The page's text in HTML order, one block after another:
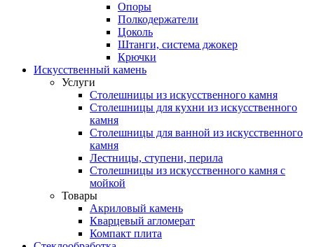
Опоры
Полкодержатели
Цоколь
Штанги, система джокер
Крючки
Искусственный камень
Услуги
Столешницы из искусственного камня
Столешницы для кухни из искусственного
камня
Столешницы для ванной из искусственного
камня
Лестницы, ступени, перила
Столешницы из искусственного камня с
мойкой
Товары
Акриловый камень
Кварцевый агломерат
Компакт плита